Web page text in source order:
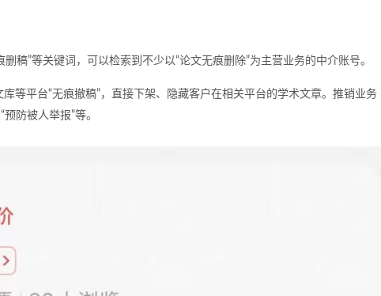
稿”等关键词，可以检索到不少以“论文无痕删除”为主营业务的中介账号。
等平台“无痕撤稿”，直接下架、隐藏客户在相关平台的学术文章。推销业务
防被人举报”等。